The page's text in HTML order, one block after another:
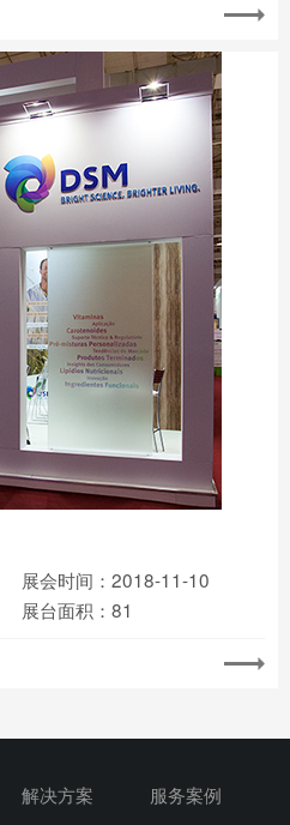
展会时间：2018-11-10
展台面积：81
解决方案 服务案例